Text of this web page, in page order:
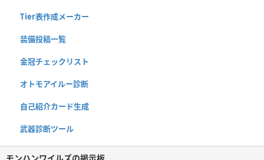
Tier表作成メーカー
装備投稿一覧
金冠チェックリスト
オトモアイルー診断
自己紹介カード生成
武器診断ツール
モンハンワイルズの掲示板